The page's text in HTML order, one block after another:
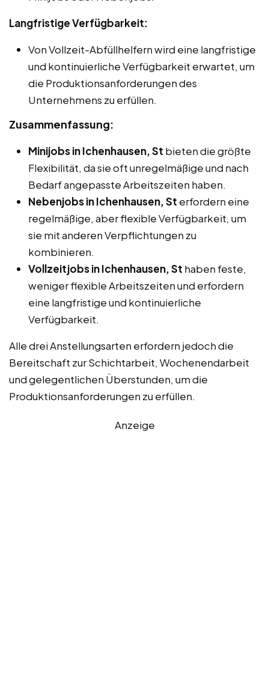
Langfristige Verfügbarkeit:
Von Vollzeit-Abfüllhelfern wird eine langfristige
und kontinuierliche Verfügbarkeit erwartet, um
die Produktionsanforderungen des
Unternehmens zu erfüllen.
Zusammenfassung:
Minijobs in Ichenhausen, St bieten die größte
Flexibilität, da sie oft unregelmäßige und nach
Bedarf angepasste Arbeitszeiten haben.
Nebenjobs in Ichenhausen, St erfordern eine
regelmäßige, aber flexible Verfügbarkeit, um
sie mit anderen Verpflichtungen zu
kombinieren.
Vollzeitjobs in Ichenhausen, St haben feste,
weniger flexible Arbeitszeiten und erfordern
eine langfristige und kontinuierliche
Verfügbarkeit.
Alle drei Anstellungsarten erfordern jedoch die
Bereitschaft zur Schichtarbeit, Wochenendarbeit
und gelegentlichen Überstunden, um die
Produktionsanforderungen zu erfüllen.
Anzeige